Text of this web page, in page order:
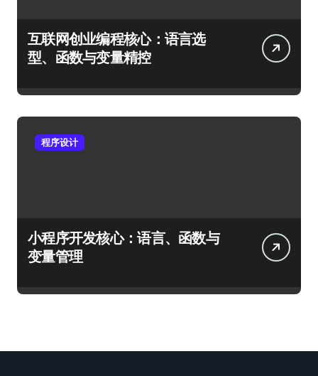
互联网创业编程核心：语言选
型、函数与变量精控
程序设计
小程序开发核心：语言、函数与
变量管理